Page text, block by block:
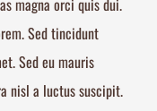
magna orci quis dui.
Sed tincidunt
Sed eu mauris
nisl a luctus suscipit.